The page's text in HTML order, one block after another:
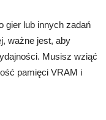
gier lub innych zadań
ważne jest, aby
Musisz wziąć
pamięci VRAM i